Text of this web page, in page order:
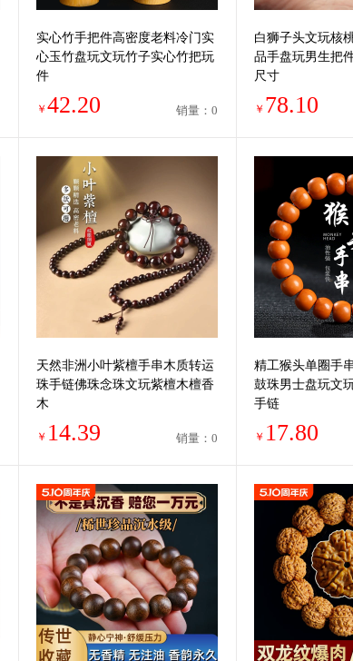
实心竹手把件高密度老料冷门实
心玉竹盘玩文玩竹子实心竹把玩
件
￥ 42.20 销量：0
白狮子头文玩核
品手盘玩男生把
尺寸
￥ 78.10
天然非洲小叶紫檀手串木质转运
珠手链佛珠念珠文玩紫檀木檀香
木
￥ 14.39 销量：0
精工猴头单圈手
鼓珠男士盘玩文
手链
￥ 17.80